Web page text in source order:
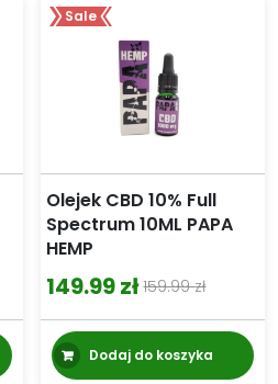
659.99 zł
Sale
Olejek CBD 10% Full
Spectrum 10ML PAPA
HEMP
159.99zł
Pierwotna
cena
wynosiła:
149.99zł
Aktualna
cena
wynosi:Dodaj do koszyka